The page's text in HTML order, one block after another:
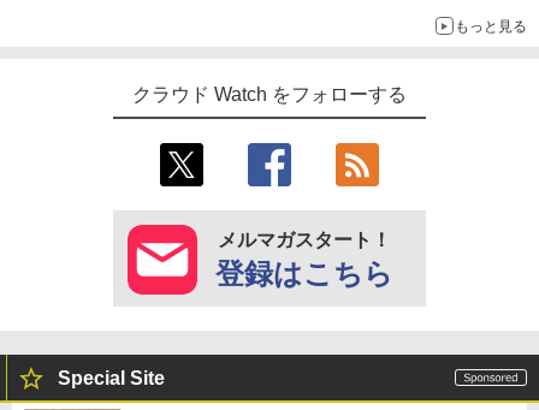
もっと見る
クラウド Watch をフォローする
メルマガスタート！
登録はこちら
Special Site